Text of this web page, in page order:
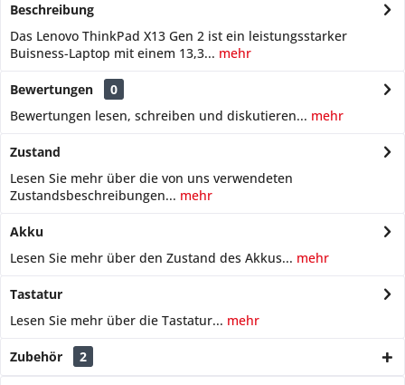
Beschreibung
Das Lenovo ThinkPad X13 Gen 2 ist ein leistungsstarker
Buisness-Laptop mit einem 13,3... mehr
Bewertungen
0
Bewertungen lesen, schreiben und diskutieren... mehr
Zustand
Lesen Sie mehr über die von uns verwendeten
Zustandsbeschreibungen... mehr
Akku
Lesen Sie mehr über den Zustand des Akkus... mehr
Tastatur
Lesen Sie mehr über die Tastatur... mehr
Zubehör 2